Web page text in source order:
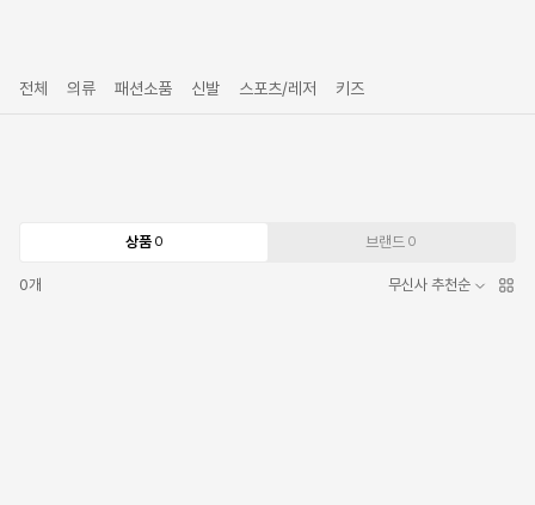
전체 의류 패션소품 신발 스포츠/레저 키즈
상품 0 브랜드 0
0개 무신사 추천순